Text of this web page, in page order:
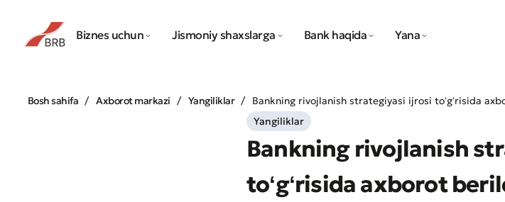
Biznes uchun Jismoniy shaxslarga Bank haqida Yana
Bosh sahifa Axborot markazi Yangiliklar
Bankning rivojlanish strategiyasi ijrosi toʻgʻrisida
Yangiliklar
Bankning rivojlanish
toʻgʻrisida axborot